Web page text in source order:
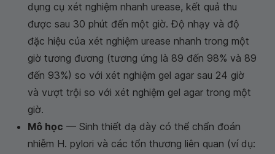
dụng cụ xét nghiệm nhanh urease, kết quả thu
được sau 30 phút đến một giờ. Độ nhạy và độ
đặc hiệu của xét nghiệm urease nhanh trong một
giờ tương đương (tương ứng là 89 đến 98% và 89
đến 93%) so với xét nghiệm gel agar sau 24 giờ
và vượt trội so với xét nghiệm gel agar trong một
giờ.
Mô học — Sinh thiết dạ dày có thể chẩn đoán
nhiễm H. pylori và các tổn thương liên quan (ví dụ: